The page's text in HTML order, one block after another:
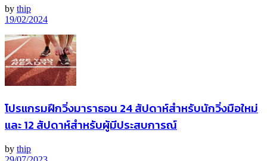
by thip
19/02/2024
โปรแกรมฝึกวิ่งมาราธอน 24 สัปดาห์สำหรับนักวิ่งมือใหม่
และ 12 สัปดาห์สำหรับผู้มีประสบการณ์
by thip